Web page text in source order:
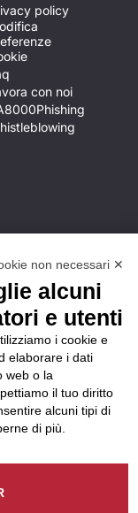
policy
con noi
Phishing
non necessari ✕
alcuni
e utenti
i cookie e
elaborare i dati
web o la
il tuo diritto
alcuni tipi di
di più.